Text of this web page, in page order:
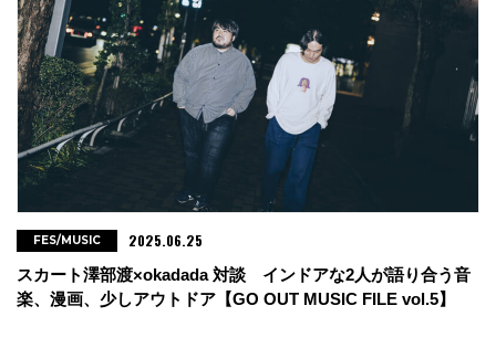
スカート澤部渡×okadada 対談 インドアな2人が語り合う音
楽、漫画、少しアウトドア【GO OUT MUSIC FILE vol.5】
FES/MUSIC 2025.06.25